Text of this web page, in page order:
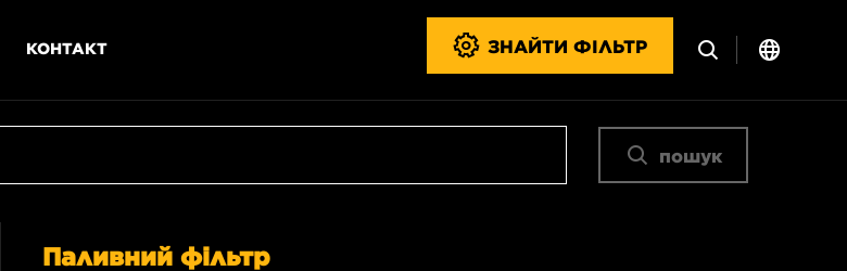
КОНТАКТ ЗНАЙТИ ФІЛЬТР
пошук
Паливний фільтр